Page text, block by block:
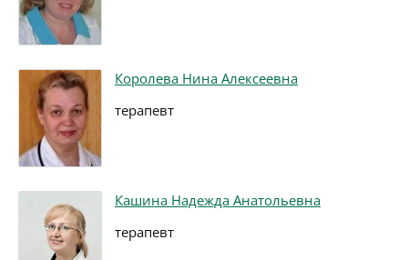
Королева Нина Алексеевна
терапевт
Кашина Надежда Анатольевна
терапевт